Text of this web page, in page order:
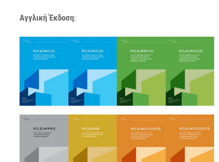
Αγγλική Έκδοση: